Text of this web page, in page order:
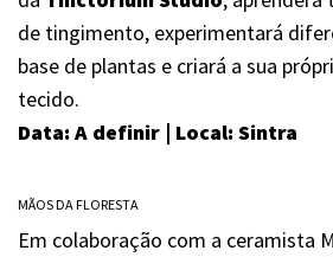
de tingimento, experimentará
base de plantas e criará a sua
tecido.
Data: A definir | Local: Sintra
MÃOS DA FLORESTA
Em colaboração com a ceramista